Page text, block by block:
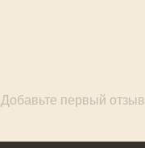
Добавьте первый отзыв